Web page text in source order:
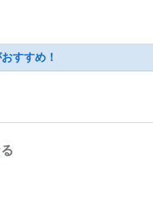
すすめ！